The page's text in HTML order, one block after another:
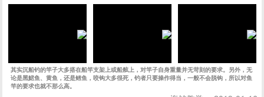
其实沉船钓的竿子大多搭在船竿支架上或船舷上，对竿子自身重量并无苛刻的要求。另外，无
论是黑鮶鱼、黄鱼，还是鳕鱼，咬钩大多很死，钓者只要操作得当，一般不会脱钩，所以对鱼
竿的要求也就不那么高。